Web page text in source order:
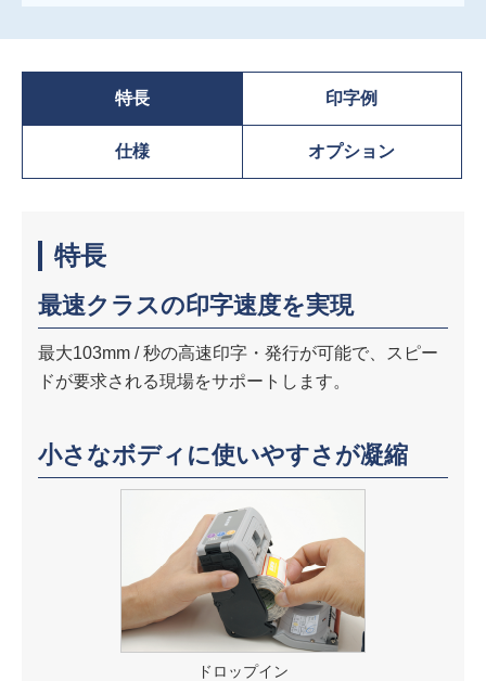
特長 印字例
仕様 オプション
特長
最速クラスの印字速度を実現
最大103mm / 秒の高速印字・発行が可能で、スピー
ドが要求される現場をサポートします。
小さなボディに使いやすさが凝縮
ドロップイン